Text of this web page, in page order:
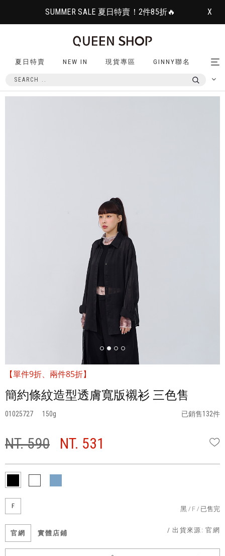
SUMMER SALE 夏日特賣！2件85折🔥 X
夏日特賣 NEW IN 現貨專區 GINNY聯名
【單件9折、兩件85折】
簡約條紋造型透膚寬版襯衫 三色售
01025727 150 已銷售132件
NT. 590 NT. 531
F 黑 F 已售完
官網 實體店鋪 / 出貨來源:官網